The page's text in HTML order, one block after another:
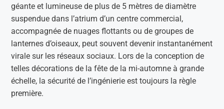
géante et lumineuse de plus de 5 mètres de diamètre
suspendue dans l’atrium d’un centre commercial,
accompagnée de nuages flottants ou de groupes de
lanternes d’oiseaux, peut souvent devenir instantanément
virale sur les réseaux sociaux. Lors de la conception de
telles décorations de la fête de la mi-automne à grande
échelle, la sécurité de l’ingénierie est toujours la règle
première.